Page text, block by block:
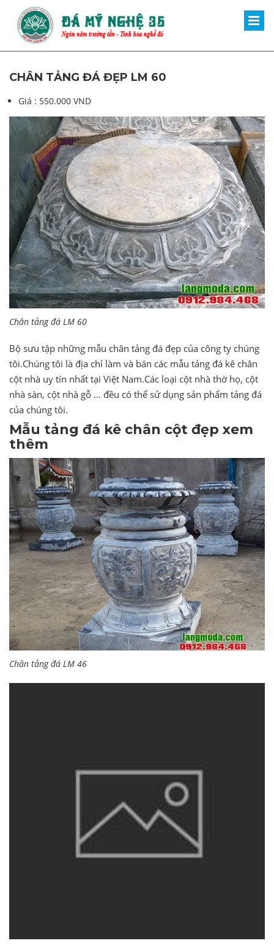
CHÂN TẢNG ĐÁ ĐẸP LM 60
Giá : 550.000 VND
Chân tảng đá LM 60
Bộ sưu tập những mẫu chân tảng đá đẹp của công ty chúng
tôi.Chúng tôi là địa chỉ làm và bán các mẫu tảng đá kê chân
cột nhà uy tín nhất tại Việt Nam.Các loại cột nhà thờ họ, cột
nhà sàn, cột nhà gỗ … đều có thể sử dụng sản phẩm tảng đá
của chúng tôi.
Mẫu tảng đá kê chân cột đẹp xem
thêm
Chân tảng đá LM 46